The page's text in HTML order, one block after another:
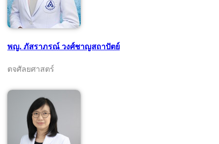
พญ. ภัสราภรณ์ วงศ์ชาญสถาปัตย์
ตจศัลยศาสตร์